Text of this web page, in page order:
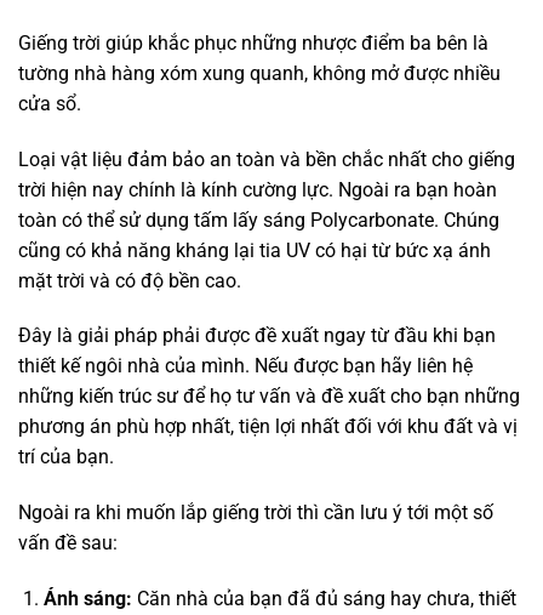
Giếng trời giúp khắc phục những nhược điểm ba bên là
tường nhà hàng xóm xung quanh, không mở được nhiều
cửa sổ.
Loại vật liệu đảm bảo an toàn và bền chắc nhất cho giếng
trời hiện nay chính là kính cường lực. Ngoài ra bạn hoàn
toàn có thể sử dụng tấm lấy sáng Polycarbonate. Chúng
cũng có khả năng kháng lại tia UV có hại từ bức xạ ánh
mặt trời và có độ bền cao.
Đây là giải pháp phải được đề xuất ngay từ đầu khi bạn
thiết kế ngôi nhà của mình. Nếu được bạn hãy liên hệ
những kiến trúc sư để họ tư vấn và đề xuất cho bạn những
phương án phù hợp nhất, tiện lợi nhất đối với khu đất và vị
trí của bạn.
Ngoài ra khi muốn lắp giếng trời thì cần lưu ý tới một số
vấn đề sau:
Ánh sáng: Căn nhà của bạn đã đủ sáng hay chưa, thiết